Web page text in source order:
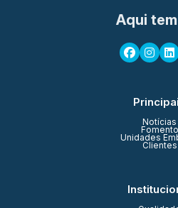
Aqui
Notícias
Fomento
Unidades
Clientes